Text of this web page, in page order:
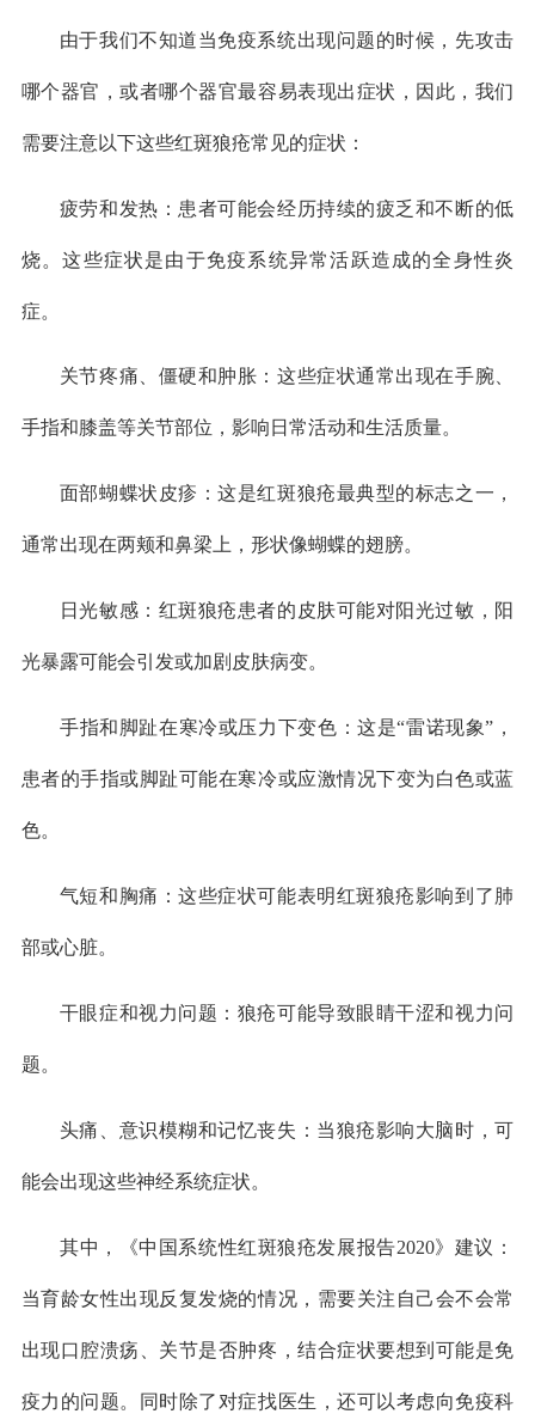
由于我们不知道当免疫系统出现问题的时候，先攻击
哪个器官，或者哪个器官最容易表现出症状，因此，我们
需要注意以下这些红斑狼疮常见的症状：
疲劳和发热：患者可能会经历持续的疲乏和不断的低
烧。这些症状是由于免疫系统异常活跃造成的全身性炎
症。
关节疼痛、僵硬和肿胀：这些症状通常出现在手腕、
手指和膝盖等关节部位，影响日常活动和生活质量。
面部蝴蝶状皮疹：这是红斑狼疮最典型的标志之一，
通常出现在两颊和鼻梁上，形状像蝴蝶的翅膀。
日光敏感：红斑狼疮患者的皮肤可能对阳光过敏，阳
光暴露可能会引发或加剧皮肤病变。
手指和脚趾在寒冷或压力下变色：这是“雷诺现象”，
患者的手指或脚趾可能在寒冷或应激情况下变为白色或蓝
色。
气短和胸痛：这些症状可能表明红斑狼疮影响到了肺
部或心脏。
干眼症和视力问题：狼疮可能导致眼睛干涩和视力问
题。
头痛、意识模糊和记忆丧失：当狼疮影响大脑时，可
能会出现这些神经系统症状。
其中，《中国系统性红斑狼疮发展报告2020》建议：
当育龄女性出现反复发烧的情况，需要关注自己会不会常
出现口腔溃疡、关节是否肿疼，结合症状要想到可能是免
疫力的问题。同时除了对症找医生，还可以考虑向免疫科